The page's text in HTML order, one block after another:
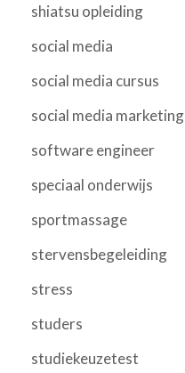
shiatsu opleiding
social media
social media cursus
social media marketing
software engineer
speciaal onderwijs
sportmassage
stervensbegeleiding
stress
studers
studiekeuzetest